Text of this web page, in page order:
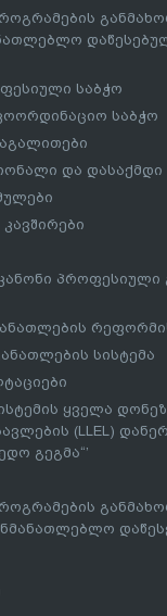
საბჭო
საბჭო
და დასაქმდი
პროფესიული
სისტემა
ყველა
(LLEL)
გეგმა“’